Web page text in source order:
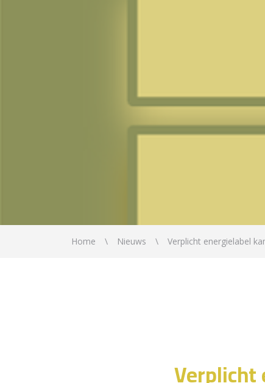
Home Nieuws Verplicht energielabel
Verplicht